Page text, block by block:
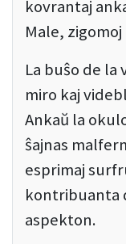
kovrantaj
Male,
La buŝo de la
miro kaj
Ankaŭ la
ŝajnas
esprimaj
kontribuanta
aspekton.